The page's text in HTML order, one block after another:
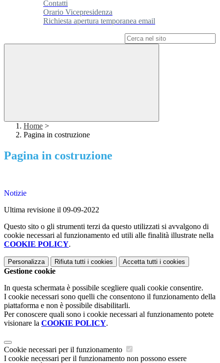
Contatti
Orario Vicepresidenza
Richiesta apertura temporanea email
Home >
Pagina in costruzione
Pagina in costruzione
Notizie
Ultima revisione il 09-09-2022
Questo sito o gli strumenti terzi da questo utilizzati si avvalgono di
cookie necessari al funzionamento ed utili alle finalità illustrate nella
COOKIE POLICY.
Personalizza Rifiuta tutti i cookies Accetta tutti i cookies
Gestione cookie
In questa schermata è possibile scegliere quali cookie consentire.
I cookie necessari sono quelli che consentono il funzionamento della
piattaforma e non è possibile disabilitarli.
Per conoscere quali sono i cookie necessari al funzionamento potete
visionare la COOKIE POLICY.
Cookie necessari per il funzionamento
I cookie necessari per il funzionamento non possono essere